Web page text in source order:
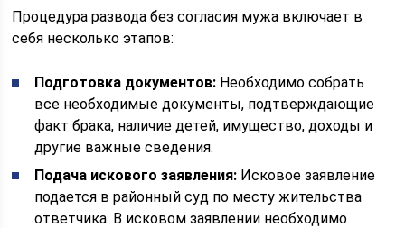
Процедура развода без согласия мужа включает в
себя несколько этапов:
Подготовка документов: Необходимо собрать
все необходимые документы, подтверждающие
факт брака, наличие детей, имущество, доходы и
другие важные сведения.
Подача искового заявления: Исковое заявление
подается в районный суд по месту жительства
ответчика. В исковом заявлении необходимо